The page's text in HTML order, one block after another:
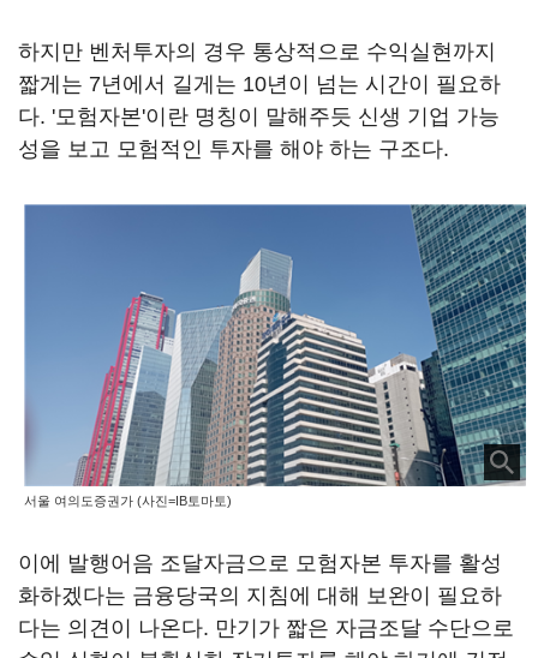
하지만 벤처투자의 경우 통상적으로 수익실현까지
짧게는 7년에서 길게는 10년이 넘는 시간이 필요하
다. '모험자본'이란 명칭이 말해주듯 신생 기업 가능
성을 보고 모험적인 투자를 해야 하는 구조다.
서울 여의도증권가 (사진=IB토마토)
이에 발행어음 조달자금으로 모험자본 투자를 활성
화하겠다는 금융당국의 지침에 대해 보완이 필요하
다는 의견이 나온다. 만기가 짧은 자금조달 수단으로